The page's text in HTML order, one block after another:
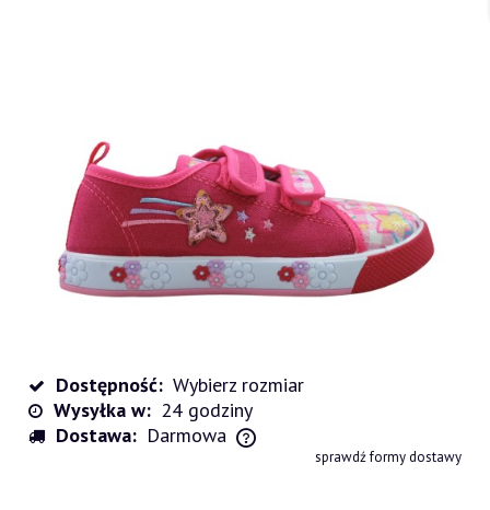
Dostępność: Wybierz rozmiar
Wysyłka w: 24 godziny
Dostawa: Darmowa
Cena nie zawiera ewentualnych kosztów płatnościsprawdź formy dostawy